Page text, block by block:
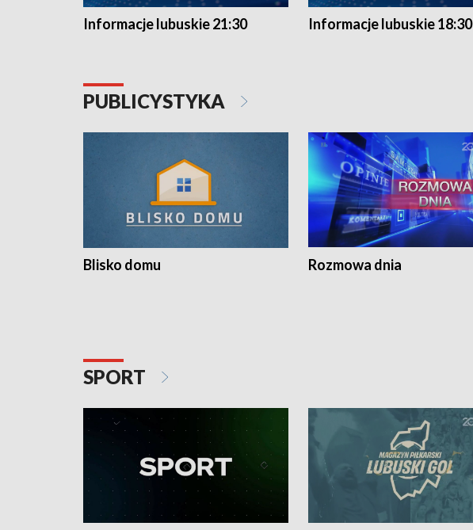
Informacje lubuskie 21:30 Informacje lubuskie 18:30
PUBLICYSTYKA
Blisko domu Rozmowa dnia
SPORT